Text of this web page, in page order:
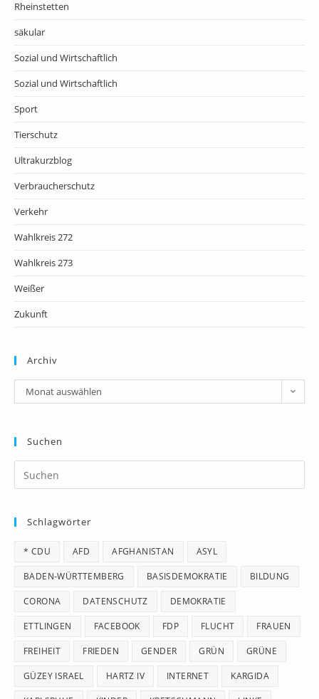
Rheinstetten
säkular
Sozial und Wirtschaftlich
Sozial und Wirtschaftlich
Sport
Tierschutz
Ultrakurzblog
Verbraucherschutz
Verkehr
Wahlkreis 272
Wahlkreis 273
Weißer
Zukunft
Archiv
Archiv
Monat auswählen
Suchen
Schlagwörter
* CDU AFD AFGHANISTAN ASYL
BADEN-WÜRTTEMBERG BASISDEMOKRATIE BILDUNG
CORONA DATENSCHUTZ DEMOKRATIE
ETTLINGEN FACEBOOK FDP FLUCHT FRAUEN
FREIHEIT FRIEDEN GENDER GRÜN GRÜNE
GÜZEY ISRAEL HARTZ IV INTERNET KARGIDA